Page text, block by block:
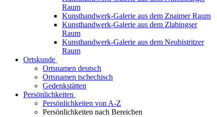
Raum
Kunsthandwerk-Galerie aus dem Znaimer Raum
Kunsthandwerk-Galerie aus dem Zlabingser
Raum
Kunsthandwerk-Galerie aus dem Neubistritzer
Raum
Ortskunde
Ortsnamen deutsch
Ortsnamen tschechisch
Gedenkstätten
Persönlichkeiten
Persönlichkeiten von A-Z
Persönlichkeiten nach Bereichen